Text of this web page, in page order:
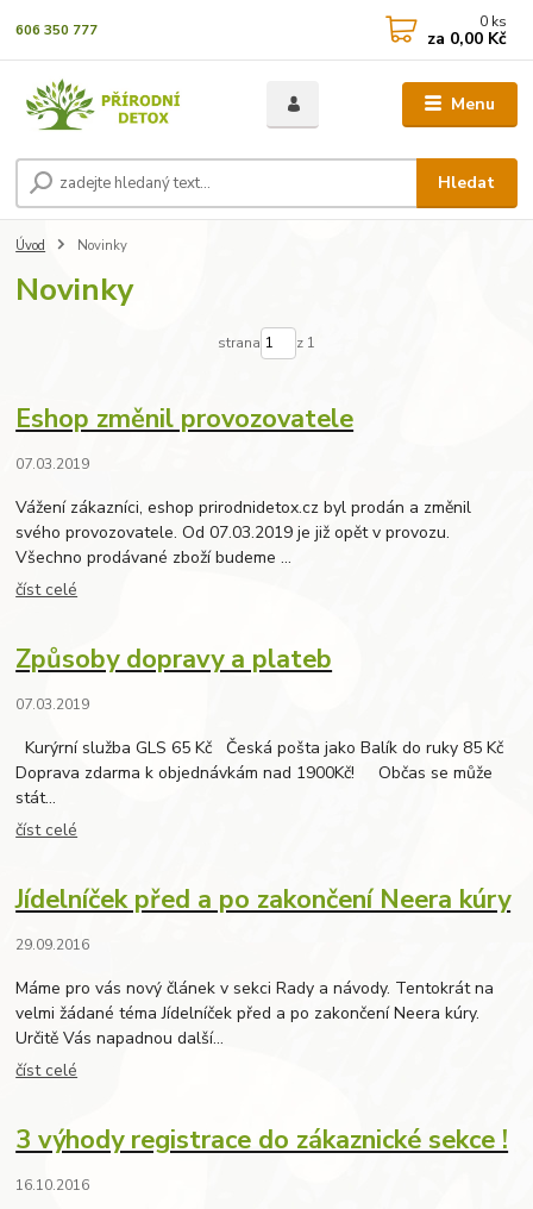
Menu
Hledat
606 350 777 0 ks
za 0,00 Kč
Úvod Novinky
Novinky
strana z 1
Eshop změnil provozovatele
07.03.2019
Vážení zákazníci, eshop prirodnidetox.cz byl prodán a změnil
svého provozovatele. Od 07.03.2019 je již opět v provozu.
Všechno prodávané zboží budeme ...
číst celé
Způsoby dopravy a plateb
07.03.2019
Kurýrní služba GLS 65 Kč Česká pošta jako Balík do ruky 85 Kč
Doprava zdarma k objednávkám nad 1900Kč! Občas se může
stát...
číst celé
Jídelníček před a po zakončení Neera kúry
29.09.2016
Máme pro vás nový článek v sekci Rady a návody. Tentokrát na
velmi žádané téma Jídelníček před a po zakončení Neera kúry.
Určitě Vás napadnou další...
číst celé
3 výhody registrace do zákaznické sekce !
16.10.2016